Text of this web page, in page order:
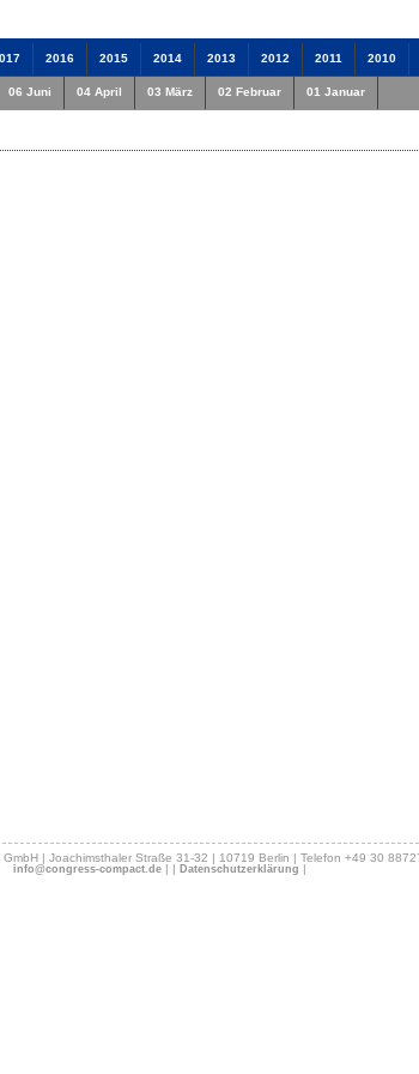
2016 2015 2014 2013 2012 2011 2010
06 Juni 04 April 03 März 02 Februar 01 Januar
GmbH | Joachimsthaler Straße 31-32 | 10719 Berlin | Telefon +49 30
info@congress-compact.de | | Datenschutzerklärung |